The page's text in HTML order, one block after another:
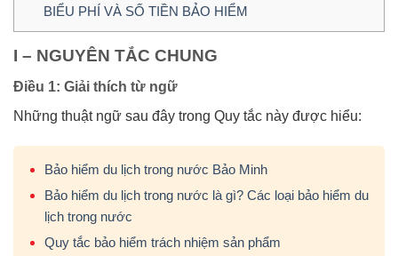
BIỂU PHÍ VÀ SỐ TIỀN BẢO HIỂM
I – NGUYÊN TẮC CHUNG
Điều 1: Giải thích từ ngữ
Những thuật ngữ sau đây trong Quy tắc này được hiểu:
Bảo hiểm du lịch trong nước Bảo Minh
Bảo hiểm du lịch trong nước là gì? Các loại bảo hiểm du
lịch trong nước
Quy tắc bảo hiểm trách nhiệm sản phẩm